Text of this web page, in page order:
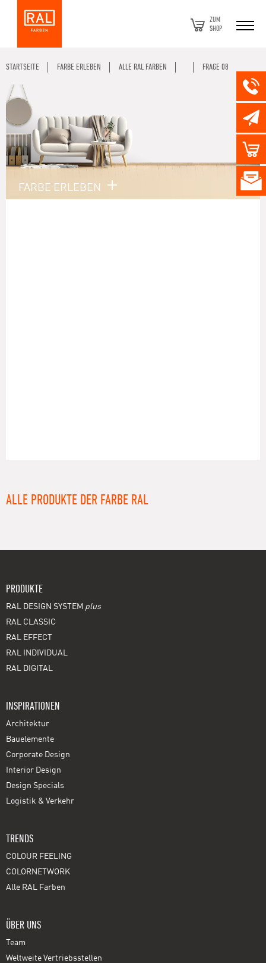
ZUM
SHOP
STARTSEITE FARBE ERLEBEN ALLE RAL FARBEN FRAGE 08
FARBE ERLEBEN
ALLE PRODUKTE DER FARBE RAL
PRODUKTE
RAL DESIGN SYSTEM plus
RAL CLASSIC
RAL EFFECT
RAL INDIVIDUAL
RAL DIGITAL
INSPIRATIONEN
Architektur
Bauelemente
Corporate Design
Interior Design
Design Specials
Logistik & Verkehr
TRENDS
COLOUR FEELING
COLORNETWORK
Alle RAL Farben
ÜBER UNS
Team
Weltweite Vertriebsstellen